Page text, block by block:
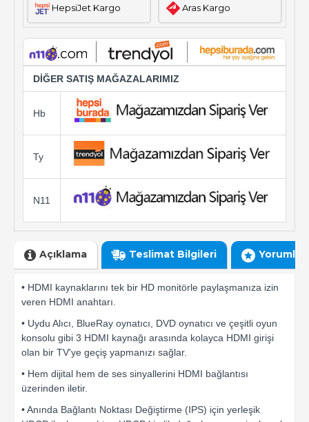
HepsiJet Kargo Aras Kargo
DİĞER SATIŞ MAĞAZALARIMIZ
Hb
Ty
N11
Açıklama Teslimat Bilgileri Yorumlar
• HDMI kaynaklarını tek bir HD monitörle paylaşmanıza izin
veren HDMI anahtarı.
• Uydu Alıcı, BlueRay oynatıcı, DVD oynatıcı ve çeşitli oyun
konsolu gibi 3 HDMI kaynağı arasında kolayca HDMI girişi
olan bir TV'ye geçiş yapmanızı sağlar.
• Hem dijital hem de ses sinyallerini HDMI bağlantısı
üzerinden iletir.
• Anında Bağlantı Noktası Değiştirme (IPS) için yerleşik